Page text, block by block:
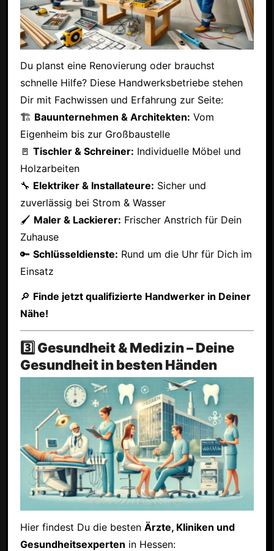
Du planst eine Renovierung oder brauchst
schnelle Hilfe? Diese Handwerksbetriebe stehen
Dir mit Fachwissen und Erfahrung zur Seite:
🏗 Bauunternehmen & Architekten: Vom
Eigenheim bis zur Großbaustelle
🚪 Tischler & Schreiner: Individuelle Möbel und
Holzarbeiten
🔧 Elektriker & Installateure: Sicher und
zuverlässig bei Strom & Wasser
🖌 Maler & Lackierer: Frischer Anstrich für Dein
Zuhause
🔑 Schlüsseldienste: Rund um die Uhr für Dich im
Einsatz
🔎 Finde jetzt qualifizierte Handwerker in Deiner
Nähe!
3️⃣ Gesundheit & Medizin – Deine
Gesundheit in besten Händen
Hier findest Du die besten Ärzte, Kliniken und
Gesundheitsexperten in Hessen: